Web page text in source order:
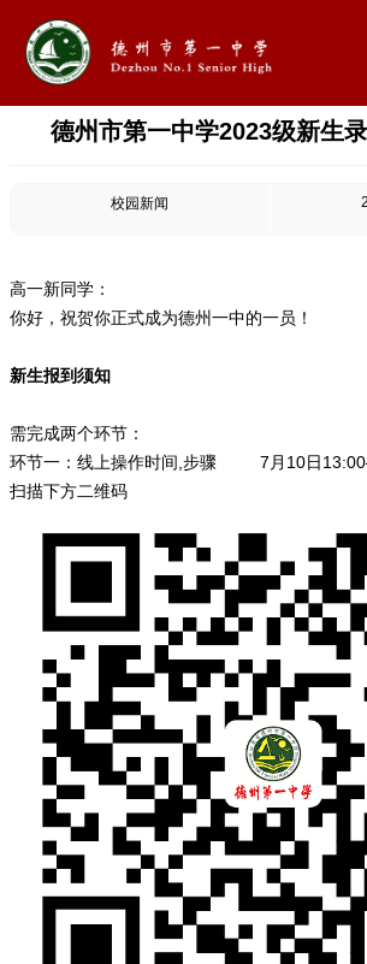
德州市第一中学2023级新生
校园新闻
高一新同学：
你好，祝贺你正式成为德州一中的一员！
新生报到须知
需完成两个环节：
环节一：线上操作时间,步骤 7月10日
扫描下方二维码
首页
学校概况
 教学教研
 最新公告
 校园新闻
 科学技术实验校